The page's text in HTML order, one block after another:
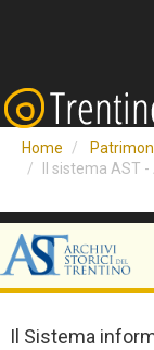
Home
Il sistema AST
Il Sistema